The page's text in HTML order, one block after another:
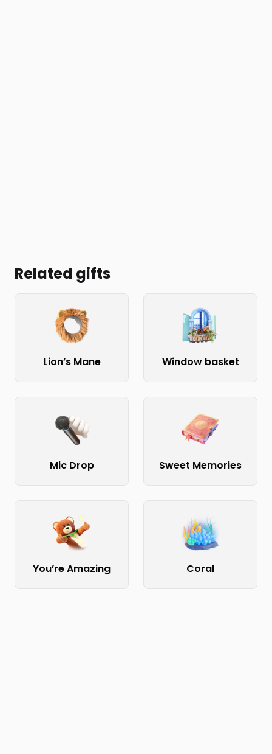
Related gifts
Lion’s Mane Window basket
Mic Drop Sweet Memories
You’re Amazing Coral